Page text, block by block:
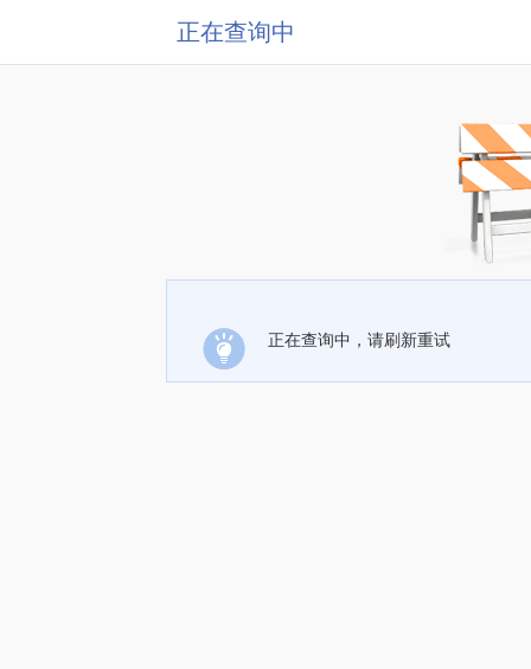
正在查询中
正在查询中，请刷新重试